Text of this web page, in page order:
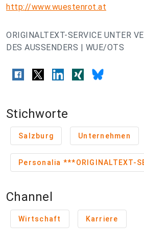
http://www.wuestenrot.at
ORIGINALTEXT-SERVICE UNTER
DES AUSSENDERS | WUE/OTS
Stichworte
Salzburg Unternehmen
Personalia
Channel
Wirtschaft Karriere